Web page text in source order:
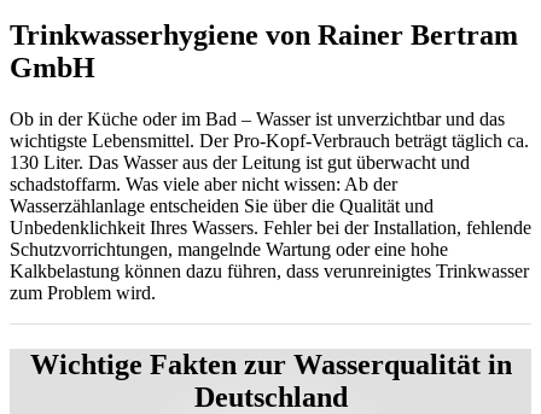
Trinkwasserhygiene von Rainer Bertram
GmbH
Ob in der Küche oder im Bad – Wasser ist unverzichtbar und das
wichtigste Lebensmittel. Der Pro-Kopf-Verbrauch beträgt täglich ca.
130 Liter. Das Wasser aus der Leitung ist gut überwacht und
schadstoffarm. Was viele aber nicht wissen: Ab der
Wasserzählanlage entscheiden Sie über die Qualität und
Unbedenklichkeit Ihres Wassers. Fehler bei der Installation, fehlende
Schutzvorrichtungen, mangelnde Wartung oder eine hohe
Kalkbelastung können dazu führen, dass verunreinigtes Trinkwasser
zum Problem wird.
Wichtige Fakten zur Wasserqualität in
Deutschland